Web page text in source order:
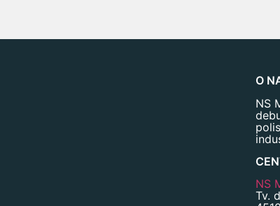
O
NS
NS
Tv.